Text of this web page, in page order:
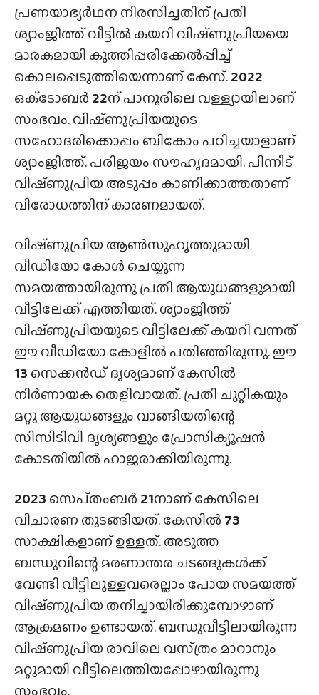
പ്രണയാഭ്യർഥന നിരസിച്ചതിന് പ്രതി
ശ്യാംജിത്ത് വീട്ടിൽ കയറി വിഷ്‌ണുപ്രിയയെ
മാരകമായി കുത്തിപ്പരിക്കേൽപ്പിച്ച്
കൊലപ്പെടുത്തിയെന്നാണ് കേസ്.2022
ഒക്‌ടോബർ 22ന് പാനൂരിലെ വള്ള്യായിലാണ്
സംഭവം. വിഷ്‌ണുപ്രിയയുടെ
സഹോദരിക്കൊപ്പം ബികോം പഠിച്ചയാളാണ്
ശ്യാംജിത്ത്. പരിജയം സൗഹൃദമായി. പിന്നീട്
വിഷ്‌ണുപ്രിയ അടുപ്പം കാണിക്കാത്തതാണ്
വിരോധത്തിന് കാരണമായത്.
വിഷ്‌ണുപ്രിയ ആൺസുഹൃത്തുമായി
വീഡിയോ കോൾ ചെയ്യുന്ന
സമയത്തായിരുന്നു പ്രതി ആയുധങ്ങളുമായി
വീട്ടിലേക്ക് എത്തിയത്. ശ്യാംജിത്ത്
വിഷ്‌ണുപ്രിയയുടെ വീട്ടിലേക്ക് കയറി വന്നത്
ഈ വീഡിയോ കോളിൽ പതിഞ്ഞിരുന്നു. ഈ
13 സെക്കൻഡ് ദൃശ്യമാണ് കേസിൽ
നിർണായക തെളിവായത്. പ്രതി ചുറ്റികയും
മറ്റു ആയുധങ്ങളും വാങ്ങിയതിന്റെ
സിസിടിവി ദൃശ്യങ്ങളും പ്രോസിക്യൂഷൻ
കോടതിയിൽ ഹാജരാക്കിയിരുന്നു.
2023 സെപ്‌തംബർ 21നാണ് കേസിലെ
വിചാരണ തുടങ്ങിയത്. കേസിൽ 73
സാക്ഷികളാണ് ഉള്ളത്. അടുത്ത
ബന്ധുവിന്റെ മരണാന്തര ചടങ്ങുകൾക്ക്
വേണ്ടി വീട്ടിലുള്ളവരെല്ലാം പോയ സമയത്ത്
വിഷ്‌ണുപ്രിയ തനിച്ചായിരിക്കുമ്പോഴാണ്
ആക്രമണം ഉണ്ടായത്. ബന്ധുവീട്ടിലായിരുന്ന
വിഷ്‌ണുപ്രിയ രാവിലെ വസ്‌ത്രം മാറാനും
മറ്റുമായി വീട്ടിലെത്തിയപ്പോഴായിരുന്നു
സംഭവം.